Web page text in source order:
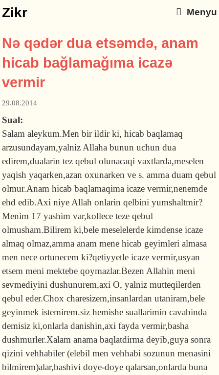
Zikr Menyu
Nə qədər dua etsəmdə, anam
hicab bağlamağıma icazə
vermir
29.08.2014
Sual:
Salam aleykum.Men bir ildir ki, hicab baqlamaq
arzusundayam,yalniz Allaha bunun uchun dua
edirem,dualarin tez qebul olunacaqi vaxtlarda,meselen
yaqish yaqarken,azan oxunarken ve s. amma duam qebul
olmur.Anam hicab baqlamaqima icaze vermir,nenemde
ehd edib.Axi niye Allah onlarin qelbini yumshaltmir?
Menim 17 yashim var,kollece teze qebul
olmusham.Bilirem ki,bele meselelerde kimdense icaze
almaq olmaz,amma anam mene hicab geyimleri almasa
men nece ortunecem ki?qetiyyetle icaze vermir,usyan
etsem meni mektebe qoymazlar.Bezen Allahin meni
sevmediyini dushunurem,axi O, yalniz mutteqilerden
qebul eder.Chox charesizem,insanlardan utaniram,bele
geyinmek istemirem.siz hemishe suallarimin cavabinda
demisiz ki,onlarla danishin,axi fayda vermir,basha
dushmurler.Xalam anama baqlatdirma deyib,guya sonra
qizini vehhabiler (elebil men vehhabi sozunun menasini
bilmirem)alar,bashivi doye-doye qalarsan,onlarda buna